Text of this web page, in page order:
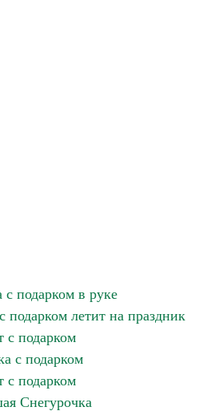
с подарком в руке
подарком летит на праздник
с подарком
с подарком
с подарком
Снегурочка